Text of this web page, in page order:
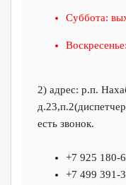
Суббота:
2) адрес: р.п.
есть звонок.
+7 925 180-
+7 499 391-